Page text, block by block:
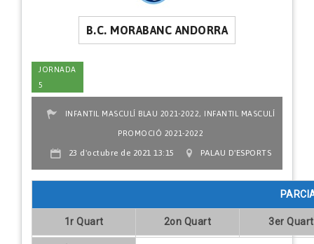
B.C. MORABANC ANDORRA
JORNADA
5
INFANTIL MASCULÍ BLAU 2021-2022, INFANTIL MASCULÍ
PROMOCIÓ 2021-2022
23 d'octubre de 2021 13:15 PALAU D'ESPORTS
1r Quart 2on Quart 3er Quart